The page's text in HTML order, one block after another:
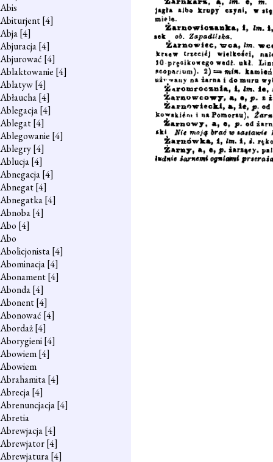
Abis
Abiturjent[4]
Abja[4]
Abjuracja[4]
Abjurować [4]
Ablaktowanie [4]
Ablatyw[4]
Abłaucha[4]
Ablegacja[4]
Ablegat[4]
Ablegowanie [4]
Ablegry[4]
Ablucja[4]
Abnegacja[4]
Abnegat[4]
Abnegatka[4]
Abnoba[4]
Abo [4]
Abo
Abolicjonista[4]
Abominacja[4]
Abonament[4]
Abonda[4]
Abonent[4]
Abonować [4]
Abordaż[4]
Aborygieni[4]
Abowiem[4]
Abowiem
Abrahamita[4]
Abrecja[4]
Abrenuncjacja[4]
Abretia
Abrewjacja[4]
Abrewjator[4]
Abrewjatura[4]